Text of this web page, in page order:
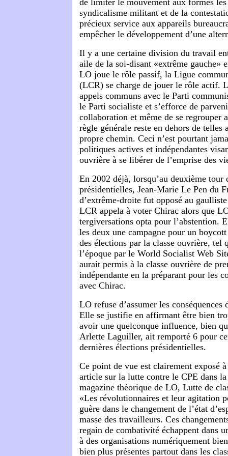
de limiter le mouvement aux formes
syndicalisme militant et de la
précieux service aux appareils
empêcher le développement d’une
Il y a une certaine division du travail
aile de la soi-disant «extrême gauche»
LO joue le rôle passif, la Ligue
(LCR) se charge de jouer le rôle actif.
appels communs avec le Parti
le Parti socialiste et s’efforce de
collaboration et même de se regrouper
règle générale reste en dehors de telles
propre chemin. Ceci n’est pourtant
politiques actives et indépendantes
ouvrière à se libérer de l’emprise des
En 2002 déjà, lorsqu’au deuxième tour
présidentielles, Jean-Marie Le Pen du
d’extrême-droite fut opposé au
LCR appela à voter Chirac alors que
tergiversations opta pour l’abstention.
les deux une campagne pour un
des élections par la classe ouvrière, tel
l’époque par le World Socialist Web
aurait permis à la classe ouvrière de
indépendante en la préparant pour les
avec Chirac.
LO refuse d’assumer les
Elle se justifie en affirmant être bien
avoir une quelconque influence, bien
Arlette Laguiller, ait remporté 6 pour
dernières élections présidentielles.
Ce point de vue est clairement exposé
article sur la lutte contre le CPE dans
magazine théorique de LO, Lutte de
«Les révolutionnaires et leur agitation
guère dans le changement de l’état
masse des travailleurs. Ces
regain de combativité échappent dans
à des organisations numériquement
bien plus présentes partout dans les